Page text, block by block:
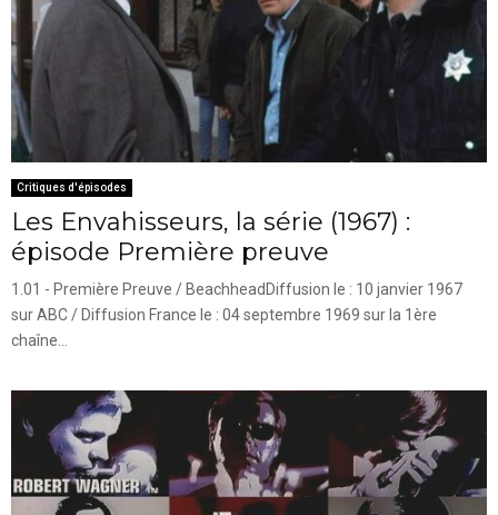
Critiques d'épisodes
Les Envahisseurs, la série (1967) :
épisode Première preuve
1.01 - Première Preuve / BeachheadDiffusion le : 10 janvier 1967
sur ABC / Diffusion France le : 04 septembre 1969 sur la 1ère
chaîne...